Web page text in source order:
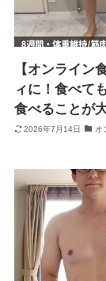
【オンライン
ィに！食べて
食べることが
2026年7月14日 オ